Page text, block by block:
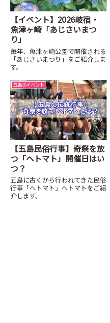
【イベント】2026岐宿・
魚津ヶ崎「あじさいまつ
り」
毎年、魚津ヶ崎公園で開催される
「あじさいまつり」をご紹介しま
す。
五島のイベント
【五島民俗行事】奇祭を放
つ「ヘトマト」開催日はい
つ？
五島に古くから行われてきた民俗
行事「へトマト」へトマトをご紹
介します。